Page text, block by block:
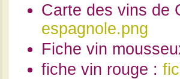
Carte des vins de
espagnole.png
Fiche vin
fiche vin rouge :